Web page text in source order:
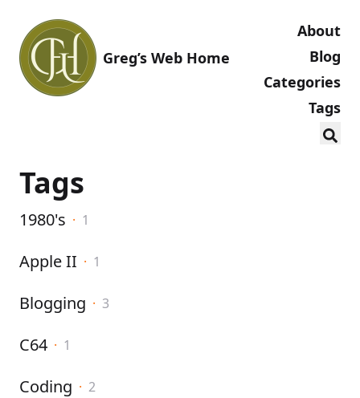
Greg’s Web Home
About
Blog
Categories
Tags
Tags
1980's · 1
Apple II · 1
Blogging · 3
C64 · 1
Coding · 2